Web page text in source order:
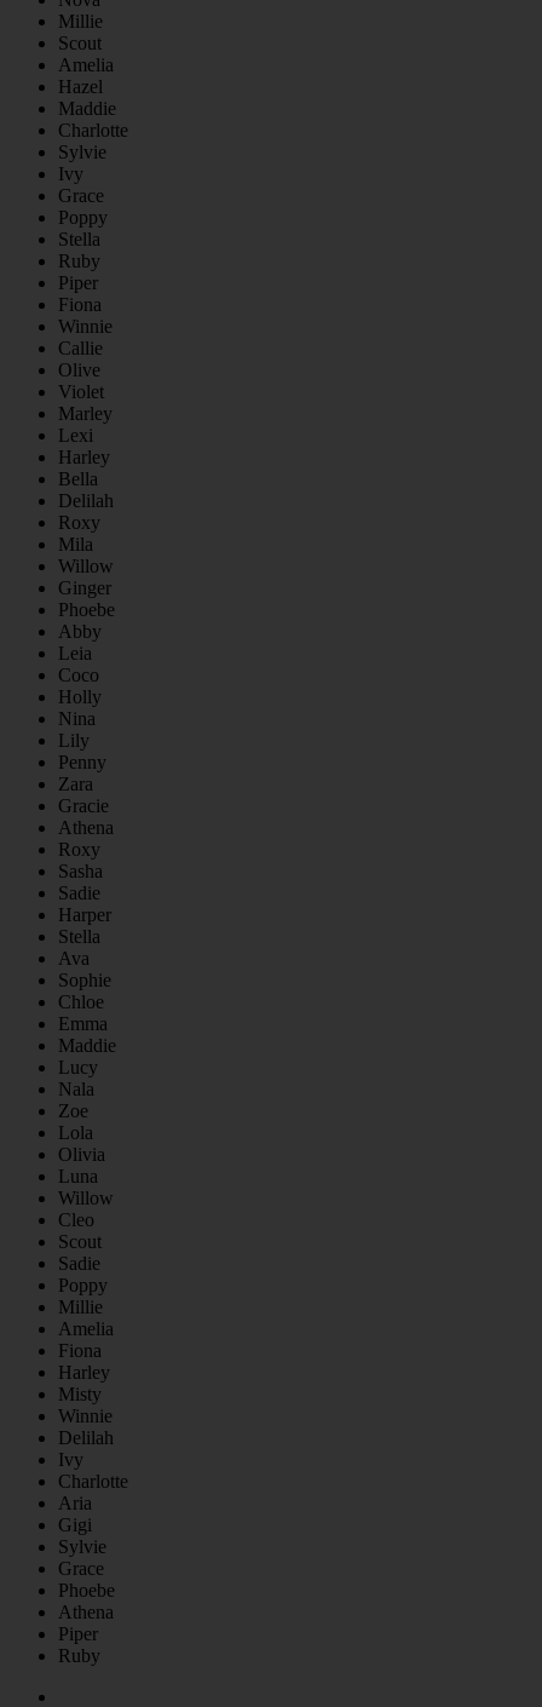
Millie
Scout
Amelia
Hazel
Maddie
Charlotte
Sylvie
Ivy
Grace
Poppy
Stella
Ruby
Piper
Fiona
Winnie
Callie
Olive
Violet
Marley
Lexi
Harley
Bella
Delilah
Roxy
Mila
Willow
Ginger
Phoebe
Abby
Leia
Coco
Holly
Nina
Lily
Penny
Zara
Gracie
Athena
Roxy
Sasha
Sadie
Harper
Stella
Ava
Sophie
Chloe
Emma
Maddie
Lucy
Nala
Zoe
Lola
Olivia
Luna
Willow
Cleo
Scout
Sadie
Poppy
Millie
Amelia
Fiona
Harley
Misty
Winnie
Delilah
Ivy
Charlotte
Aria
Gigi
Sylvie
Grace
Phoebe
Athena
Piper
Ruby